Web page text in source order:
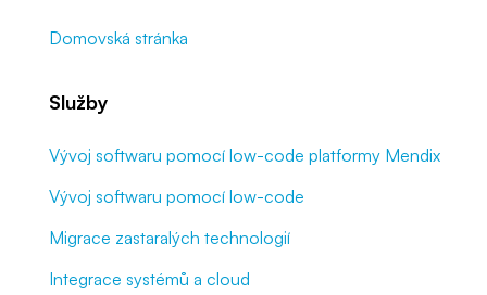
Domovská stránka
Služby
Vývoj softwaru pomocí low-code platformy Mendix
Vývoj softwaru pomocí low-code
Migrace zastaralých technologií
Integrace systémů a cloud